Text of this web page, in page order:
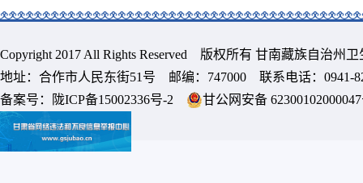
Copyright 2017 All Rights Reserved 版权所有 甘南藏族自治州
地址：合作市人民东街51号 邮编：747000 联系电话：0941-
备案号：
陇ICP备15002336号-2 甘公网安备